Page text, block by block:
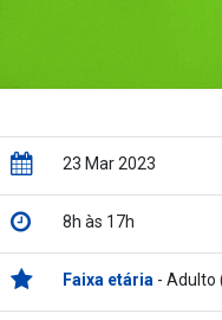
23 Mar 2023
8h às 17h
Faixa etária- Adulto